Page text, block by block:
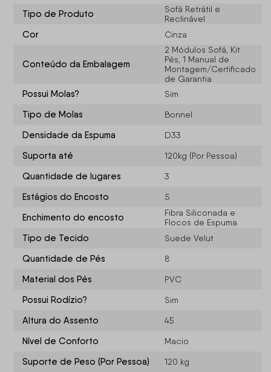
Tipo de Produto
Sofá Retrátil e
Reclinável
Cor Cinza
Conteúdo da Embalagem
2 Módulos Sofá, Kit
Pés, 1 Manual de
Montagem/Certificado
de Garantia
Possui Molas? Sim
Tipo de Molas Bonnel
Densidade da Espuma D33
Suporta até 120kg (Por Pessoa)
Quantidade de lugares 3
Estágios do Encosto 5
Enchimento do encosto
Fibra Siliconada e
Flocos de Espuma
Tipo de Tecido Suede Velut
Quantidade de Pés 8
Material dos Pés PVC
Possui Rodízio? Sim
Altura do Assento 45
Nível de Conforto Macio
Suporte de Peso (Por Pessoa) 120 kg